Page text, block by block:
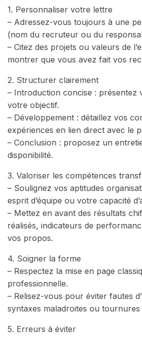
1. Personnaliser votre lettre
– Adressez-vous toujours à une
(nom du recruteur ou du
– Citez des projets ou valeurs de
montrer que vous avez fait vos
2. Structurer clairement
– Introduction concise : présentez
votre objectif.
– Développement : détaillez vos
expériences en lien direct avec le
– Conclusion : proposez un
disponibilité.
3. Valoriser les compétences
– Soulignez vos aptitudes
esprit d’équipe ou votre capacité
– Mettez en avant des résultats
réalisés, indicateurs de
vos propos.
4. Soigner la forme
– Respectez la mise en page
professionnelle.
– Relisez-vous pour éviter fautes
syntaxes maladroites ou
5. Erreurs à éviter